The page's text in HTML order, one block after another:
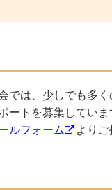
では、少しでも多
ートを募集してい
ルフォーム よりご